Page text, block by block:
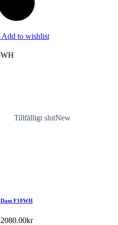
Add to wishlist
Tillfälligt slutNew
Dam F10WH
2080.00kr